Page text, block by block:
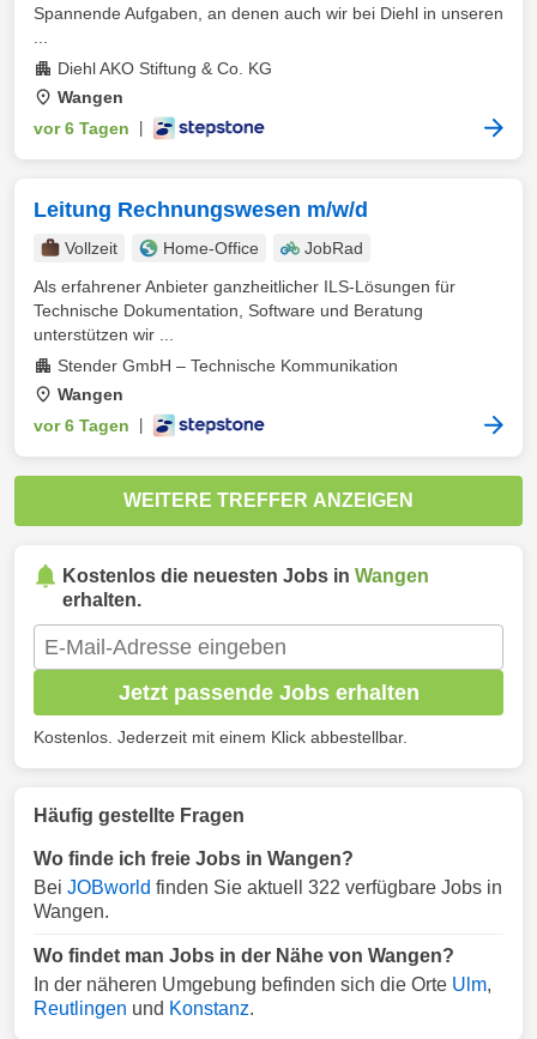
Spannende Aufgaben, an denen auch wir bei Diehl in unseren
Diehl AKO Stiftung & Co. KG
Wangen
vor 6 Tagen
Leitung Rechnungswesen m/w/d
Vollzeit Home-Office
JobRad
Als erfahrener Anbieter ganzheitlicher ILS-Lösungen für
Technische Dokumentation, Software und Beratung
unterstützen wir ...
Stender GmbH – Technische Kommunikation
Wangen
vor 6 Tagen
WEITERE TREFFER ANZEIGEN
Kostenlos die neuesten Jobs in Wangen
erhalten.
Jetzt passende Jobs erhalten
Kostenlos. Jederzeit mit einem Klick abbestellbar.
Häufig gestellte Fragen
Wo finde ich freie Jobs in Wangen?
Bei JOBworld finden Sie aktuell 322 verfügbare Jobs in
Wangen.
Wo findet man Jobs in der Nähe von Wangen?
In der näheren Umgebung befinden sich die Orte Ulm,
Reutlingen und Konstanz.